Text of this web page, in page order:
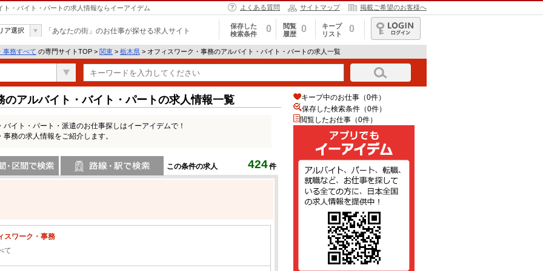
・バイト・パートの求人情報ならイーアイデム よくある質問 サイトマップ 掲載ご希望のお客様へ
ア選択 「あなたの街」のお仕事が探せる求人サイト
保存した
検索条件
0
閲覧
履歴
0
キープ
リスト
0
ログイン
事務すべて の専門サイトTOP > 関東 > 栃木県 > オフィスワーク・事務のアルバイト・バイト・パートの求人一覧
アルバイト・バイト・パートの求人情報一覧
イト・パート・派遣のお仕事探しはイーアイデムで！
務の求人情報をご紹介します。
この条件の求人 424件
スワーク・事務
て
キープ中のお仕事（0件）
保存した検索条件（0件）
閲覧したお仕事（0件）